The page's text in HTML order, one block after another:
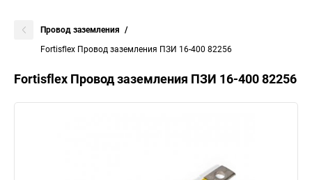
Провод заземления
Fortisflex Провод заземления ПЗИ 16-400 82256
Fortisflex Провод заземления ПЗИ 16-400 82256